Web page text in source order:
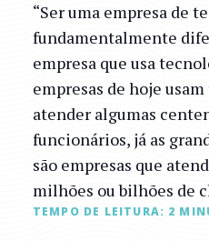
“Ser uma empresa de
fundamentalmente
empresa que usa
empresas de hoje
atender algumas
funcionários, já as
são empresas que
milhões ou bilhões de
TEMPO DE LEITURA: 2